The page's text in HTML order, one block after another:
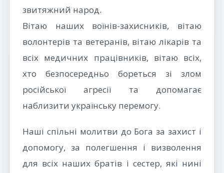
звитяжний народ.
Вітаю наших воїнів-захисників, вітаю
волонтерів та ветеранів, вітаю лікарів та
всіх медичних працівників, вітаю всіх,
хто безпосередньо бореться зі злом
російської агресії та допомагає
наблизити українську перемогу.
Наші спільні молитви до Бога за захист і
допомогу, за полегшення і визволення
для всіх наших братів і сестер, які нині